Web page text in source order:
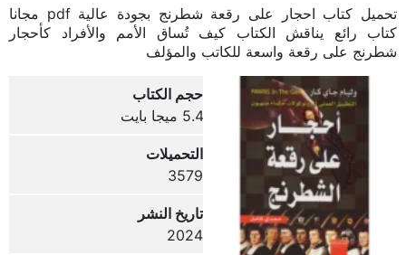
تحميل كتاب احجار على رقعة شطرنج بجودة عالية pdf مجانا
كتاب رائع يناقش الكتاب كيف تُساق الأمم والأفراد كأحجار
شطرنج على رقعة واسعة للكاتب والمؤلف
حجم الكتاب
5.4 ميجا بايت
التحميلات
3579
تاريخ النشر
2024